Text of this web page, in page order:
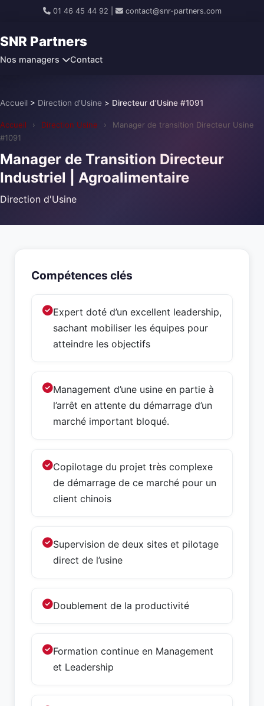
01 46 45 44 92 contact@snr-partners.com
SNR Partners
Nos managers Contact
Accueil > Direction d'Usine > Directeur d'Usine #1091
Accueil › Direction Usine ›
Manager de transition Directeur Usine
#1091
Manager de Transition Directeur
Industriel | Agroalimentaire
Direction d'Usine
Compétences clés
Expert doté d’un excellent leadership,
sachant mobiliser les équipes pour
atteindre les objectifs
Management d’une usine en partie à
l’arrêt en attente du démarrage d’un
marché important bloqué.
Copilotage du projet très complexe
de démarrage de ce marché pour un
client chinois
Supervision de deux sites et pilotage
direct de l’usine
Doublement de la productivité
Formation continue en Management
et Leadership